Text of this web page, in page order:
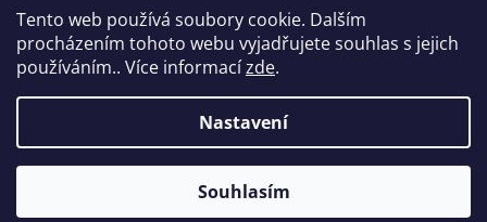
Tento web používá soubory cookie. Dalším
procházením tohoto webu vyjadřujete souhlas s jejich
používáním.. Více informacízde.
Nastavení
Souhlasím
TABULKA VELIKOSTÍ
OBCHODNÍ PODMÍNKY
PODMÍNKY OCHRANY OSOBNÍCH ÚDAJŮ
Vytvořil Shoptet
Copyright 2026IVN atelier. Všechna práva vyhrazena.